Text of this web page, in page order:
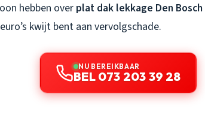
hebben overplat dak lekkage Den Bosch
kwijt bent aan vervolgschade.
NU BEREIKBAAR
BEL 073 203 39 28